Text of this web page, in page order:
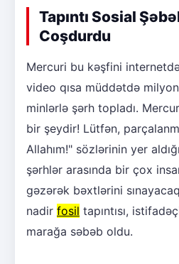
Tapıntı Sosial
Coşdurdu
Mercuri bu kəşfini
video qısa müddətdə
minlərlə şərh topladı.
bir şeydir! Lütfən,
Allahım!" sözlərinin yer
şərhlər arasında bir çox
gəzərək bəxtlərini
nadir fosil tapıntısı,
marağa səbəb oldu.